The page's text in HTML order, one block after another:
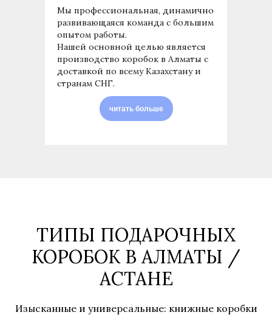
Мы профессиональная, динамично
развивающаяся команда с большим
опытом работы.
Нашей основной целью является
производство коробок в Алматы с
доставкой по всему Казахстану и
странам СНГ.
читать больше
ТИПЫ ПОДАРОЧНЫХ
КОРОБОК В АЛМАТЫ /
АСТАНЕ
Изысканные и универсальные: книжные коробки